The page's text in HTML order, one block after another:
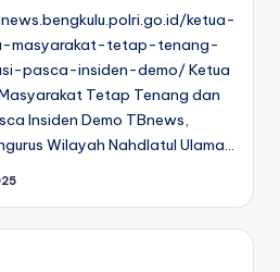
ketua-
masyarakat-tetap-tenang-
pasca-insiden-demo/ Ketua
Masyarakat Tetap Tenang dan
Insiden Demo TBnews,
Wilayah Nahdlatul Ulama…